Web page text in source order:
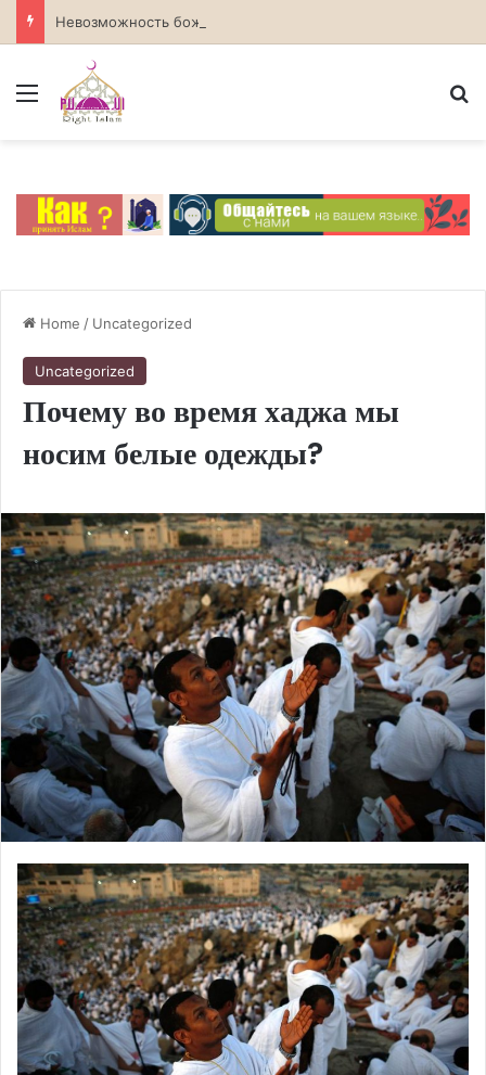
Невозможность божественных атрибутов в атеизме
Menu
Home / Uncategorized
Uncategorized
Почему во время хаджа мы
носим белые одежды?